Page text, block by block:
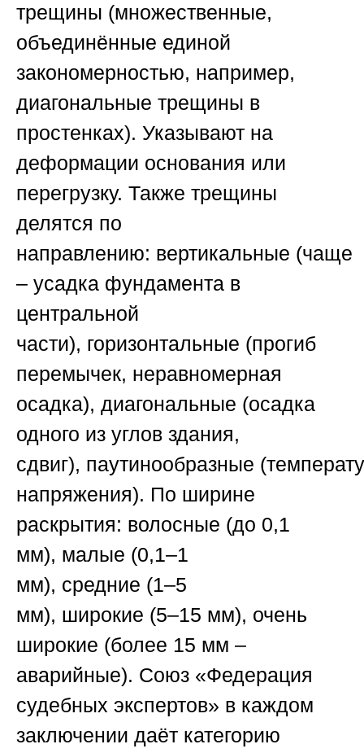
трещины (множественные,
объединённые единой
закономерностью, например,
диагональные трещины в
простенках). Указывают на
деформации основания или
перегрузку. Также трещины
делятся по
направлению: вертикальные (чаще
– усадка фундамента в
центральной
части), горизонтальные (прогиб
перемычек, неравномерная
осадка), диагональные (осадка
одного из углов здания,
сдвиг), паутинообразные
напряжения). По ширине
раскрытия: волосные (до 0,1
мм), малые (0,1–1
мм), средние (1–5
мм), широкие (5–15 мм), очень
широкие (более 15 мм –
аварийные). Союз «Федерация
судебных экспертов» в каждом
заключении даёт категорию